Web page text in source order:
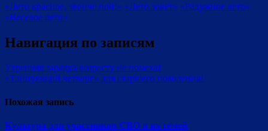
«Лето красное, звонче пой!» «Лето зовёт» «Радужное лето»
«Веселое лето»
Навигация по записям
Утренняя зарядка возрасту не помеха!
«Танцующий четверг» для старшего поколения!
Похожая запись
Культура для участников СВО и их семей